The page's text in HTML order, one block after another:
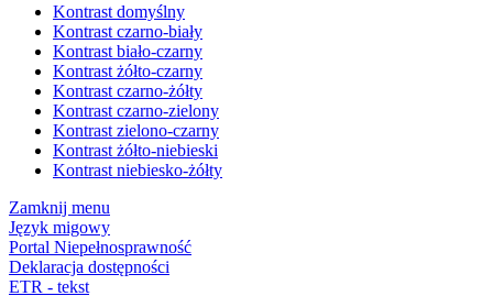
Kontrast domyślny
Kontrast czarno-biały
Kontrast biało-czarny
Kontrast żółto-czarny
Kontrast czarno-żółty
Kontrast czarno-zielony
Kontrast zielono-czarny
Kontrast żółto-niebieski
Kontrast niebiesko-żółty
Zamknij menu
Język migowy
Portal Niepełnosprawność
Deklaracja dostępności
ETR - tekst